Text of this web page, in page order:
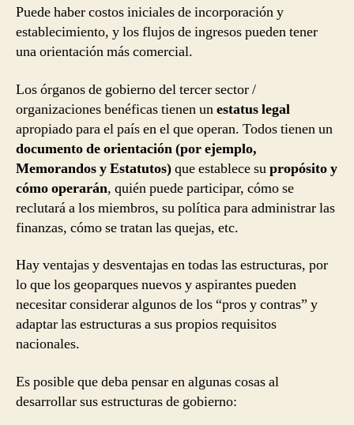
Puede haber costos iniciales de incorporación y
establecimiento, y los flujos de ingresos pueden tener
una orientación más comercial.
Los órganos de gobierno del tercer sector /
organizaciones benéficas tienen unestatus legal
apropiado para el país en el que operan. Todos tienen un
documento de orientación (por ejemplo,
Memorandos y Estatutos)que establece supropósito y
cómo operarán, quién puede participar, cómo se
reclutará a los miembros, su política para administrar las
finanzas, cómo se tratan las quejas, etc.
Hay ventajas y desventajas en todas las estructuras, por
lo que los geoparques nuevos y aspirantes pueden
necesitar considerar algunos de los “pros y contras” y
adaptar las estructuras a sus propios requisitos
nacionales.
Es posible que deba pensar en algunas cosas al
desarrollar sus estructuras de gobierno: